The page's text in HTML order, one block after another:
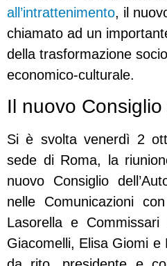
all’intrattenimento, il
chiamato ad un
della trasformazione
economico-culturale.
Il nuovo
Si è svolta venerdì 2
sede di Roma, la
nuovo Consiglio
nelle Comunicazioni
Lasorella e
Giacomelli, Elisa Giomi e